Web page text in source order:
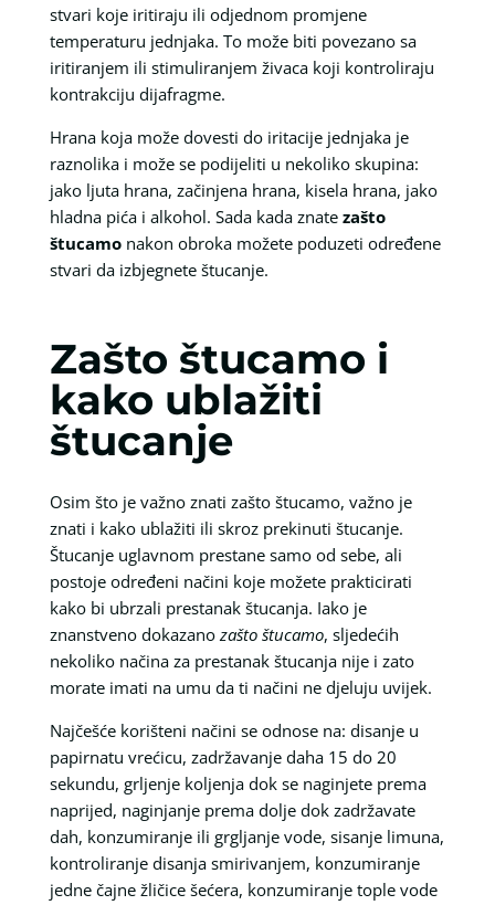
stvari koje iritiraju ili odjednom promjene
temperaturu jednjaka. To može biti povezano sa
iritiranjem ili stimuliranjem živaca koji kontroliraju
kontrakciju dijafragme.
Hrana koja može dovesti do iritacije jednjaka je
raznolika i može se podijeliti u nekoliko skupina:
jako ljuta hrana, začinjena hrana, kisela hrana, jako
hladna pića i alkohol. Sada kada znate zašto
štucamonakon obroka možete poduzeti određene
stvari da izbjegnete štucanje.
Zašto štucamo i
kako ublažiti
štucanje
Osim što je važno znati zašto štucamo, važno je
znati i kako ublažiti ili skroz prekinuti štucanje.
Štucanje uglavnom prestane samo od sebe, ali
postoje određeni načini koje možete prakticirati
kako bi ubrzali prestanak štucanja. Iako je
znanstveno dokazano zašto štucamo, sljedećih
nekoliko načina za prestanak štucanja nije i zato
morate imati na umu da ti načini ne djeluju uvijek.
Najčešće korišteni načini se odnose na: disanje u
papirnatu vrećicu, zadržavanje daha 15 do 20
sekundu, grljenje koljenja dok se naginjete prema
naprijed, naginjanje prema dolje dok zadržavate
dah, konzumiranje ili grgljanje vode, sisanje limuna,
kontroliranje disanja smirivanjem, konzumiranje
jedne čajne žličice šećera, konzumiranje tople vode